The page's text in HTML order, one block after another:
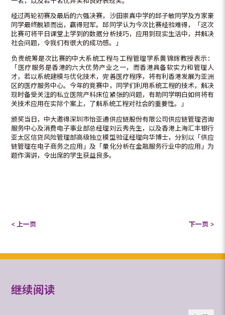
经过两轮初赛及最后的六强决赛，沙田崇真中学的邱子敏同学及方家豪
同学最终脱颖而出，赢得冠军。邱同学认为今次比赛经验难得，「这次
比赛可将平日课堂上学到的数据分析技巧，应用到现实生活中，并解决
社会问题，令我们有很大的成功感。」
负责统筹是次比赛的中大系统工程与工程管理学系黄锦辉教授表示：
「医疗服务是香港的六大优势产业之一，而香港具备软实力和管理人
才，若以系统建模与优化技术，完善医疗程序，将有利香港发展为亚洲
区的医疗服务中心。今年的竞赛中，同学们利用系统工程的技术，解决
现时备受关注的私立医院产科床位紧张的问题，有助同学明白如何将有
关技术应用在实际个案上，了解系统工程对社会的重要性。」
颁奖当日，中大邀得深圳市怡亚通供应链股份有限公司供应链管理咨询
服务中心及消费电子事业部总经理刘云秀先生，以及香港上海汇丰银行
亚太区信贷风险管理部高级独立模型验证经理向华博士，分别以「供应
链管理在电子商务之应用」及「量化分析在金融服务行业中的应用」为
题作演讲，令出席的学生获益良多。
< 上一页 下一页 >
继续阅读